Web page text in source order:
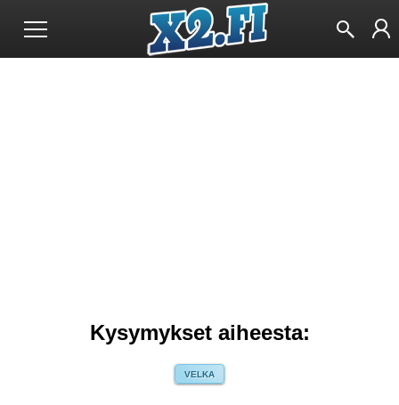
Kysymykset aiheesta:
VELKA